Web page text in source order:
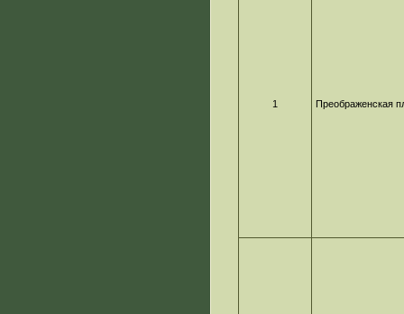
1 Преображенская